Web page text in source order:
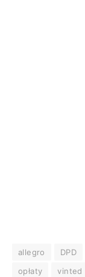
allegro DPD
opłaty
vinted